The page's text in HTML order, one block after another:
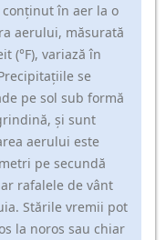
în aer la o
aerului, măsurată
(°F), variază în
se
pe sol sub formă
și sunt
aerului este
pe secundă
rafalele de vânt
Stările vremii pot
la noros sau chiar